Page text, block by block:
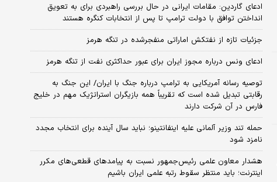
ادعای گاردین: مقامات ایرانی در حال بررسی راهبردی برای به تعویق
انداختن توافق با دولت ترامپ تا پس از انتخابات کنگره هستند
جزئیات تازه از نفتکش اماراتی منفجرشده در تنگه هرمز
ادعای ونس درباره مجوز ایران برای عبور حداکثری نفت از تنگه هرمز
توصیه رسانه آمریکایی به ترامپ درباره جنگ با ایران/ این جنگ به
رقابتی تبدیل شده است که تقریباً همه بازیگران استراتژیک مهم در خلیج
فارس در آن شرکت دارند
حمله تند وزیر آلمانی علیه اینفانتینو؛ نباید سال آینده برای انتخاب مجدد
نامزد شود
هشدار معاون علمی رئیس‌جمهور نسبت به پیامدهای قطعی‌های مکرر
اینترنت؛ باید منتظر سقوط رتبه علمی ایران باشیم